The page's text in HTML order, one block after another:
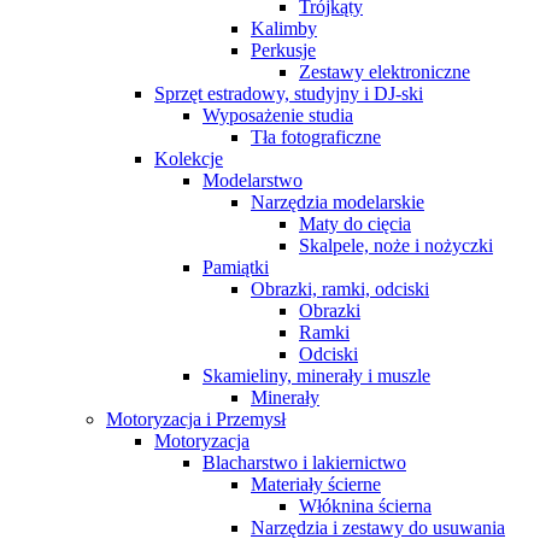
Trójkąty
Kalimby
Perkusje
Zestawy elektroniczne
Sprzęt estradowy, studyjny i DJ-ski
Wyposażenie studia
Tła fotograficzne
Kolekcje
Modelarstwo
Narzędzia modelarskie
Maty do cięcia
Skalpele, noże i nożyczki
Pamiątki
Obrazki, ramki, odciski
Obrazki
Ramki
Odciski
Skamieliny, minerały i muszle
Minerały
Motoryzacja i Przemysł
Motoryzacja
Blacharstwo i lakiernictwo
Materiały ścierne
Włóknina ścierna
Narzędzia i zestawy do usuwania